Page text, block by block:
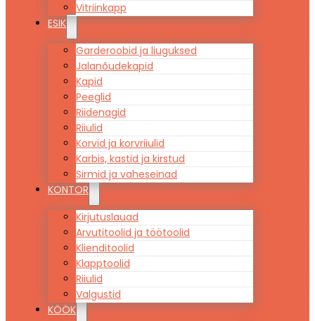
Vitriinkapp
ESIK
Garderoobid ja liuguksed
Jalanõudekapid
Kapid
Peeglid
Riidenagid
Riiulid
Korvid ja korvriiulid
Karbis, kastid ja kirstud
Sirmid ja vaheseinad
KONTOR
Kirjutuslauad
Arvutitoolid ja töötoolid
Klienditoolid
Klapptoolid
Riiulid
Valgustid
KÖÖK